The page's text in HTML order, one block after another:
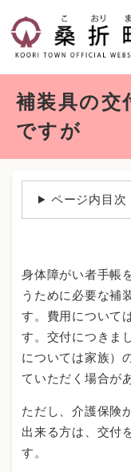
先
補装具の交
ですが
ページ内目次
身体障がい者手帳
うために必要な補
す。費用について
す。交付につきま
については家族）
ていただく場合が
ただし、介護保険
出来る方は、交付
す。